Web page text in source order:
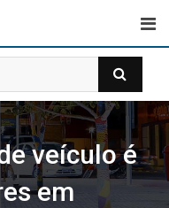
veículo é
em